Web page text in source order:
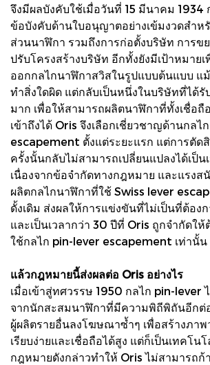
จึงมีผลบังคับใช้เมื่อวันที่ 15 มีนาคม
ข้อบังคับด้านใบอนุญาตอย่างเข้มงวดสำห
ส่วนนาฬิกา รวมถึงการก่อตั้งบริษัท การข
ปรับโครงสร้างบริษัท อีกทั้งยังมีเป้าหมาย
ออกกลไกนาฬิกาสวิสในรูปแบบต้นแบบ แ
ทำสิ่งใดผิด แต่กลับเป็นหนึ่งในบริษัทที่ได้รั
มาก เพื่อให้สามารถผลิตนาฬิกาที่ทั้งเชื่อถื
เข้าถึงได้ Oris จึงเลือกเชี่ยวชาญด้านกลไ
escapement ตั้งแต่ระยะแรก แต่การตัด
ครั้งนั้นกลับไม่สามารถเปลี่ยนแปลงได้เป็น
เนื่องจากข้อจำกัดทางกฎหมาย และแรง
ผลิตกลไกนาฬิกาที่ใช้ Swiss lever
ดั้งเดิม ส่งผลให้การแข่งขันที่ไม่เป็นที่ต้อง
และเป็นเวลากว่า 30 ปีที่ Oris ถูกจำกัดใ
ใช้กลไก pin-lever escapement เท่านั้น
แล้วกฎหมายนี้ส่งผลต่อ Oris อย่างไร
เมื่อเข้าสู่ทศวรรษ 1950 กลไก pin-lever
จากนักสะสมนาฬิกาที่มีความพิถีพิถันอีกต่อ
ผู้ผลิตรายอื่นลงโฆษณาซ้ำๆ เพื่อสร้างภาพ
เรียบง่ายและเชื่อถือได้สูง แต่ก็เป็นเทคโน
กฎหมายดังกล่าวทำให้ Oris ไม่สามารถก้